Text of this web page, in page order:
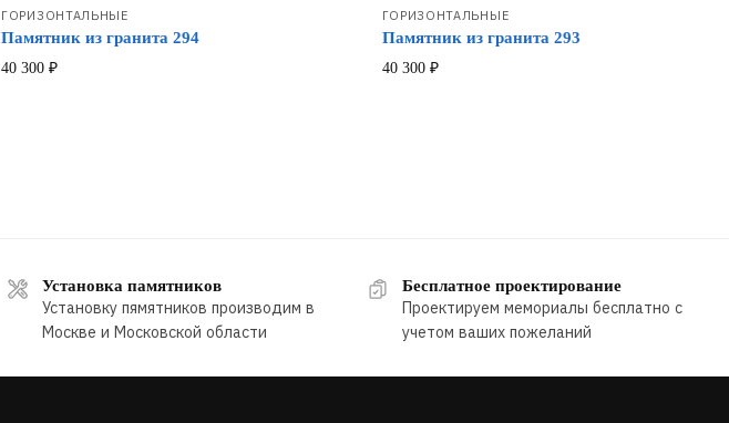
ГОРИЗОНТАЛЬНЫЕ
Памятник из гранита 294
40 300 ₽
ГОРИЗОНТАЛЬНЫЕ
Памятник из гранита 293
40 300 ₽
Установка памятников
Установку пямятников производим в
Москве и Московской области
Бесплатное проектирование
Проектируем мемориалы бесплатно с
учетом ваших пожеланий